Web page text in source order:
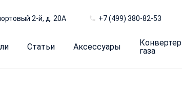
2-й, д. 20А +7 (499) 380-82-53
Статьи Аксессуары
Конвертер
газа